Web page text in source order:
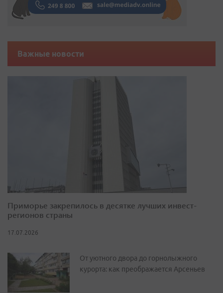
Важные новости
Приморье закрепилось в десятке лучших инвест-
регионов страны
17.07.2026
От уютного двора до горнолыжного
курорта: как преображается Арсеньев